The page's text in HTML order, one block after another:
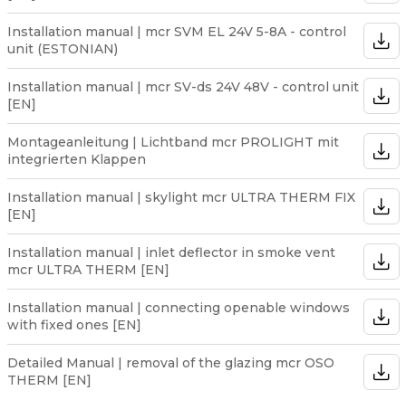
Installation manual | mcr SVM EL 24V 5-8A - control
unit (ESTONIAN)
Installation manual | mcr SV-ds 24V 48V - control unit
[EN]
Montageanleitung | Lichtband mcr PROLIGHT mit
integrierten Klappen
Installation manual | skylight mcr ULTRA THERM FIX
[EN]
Installation manual | inlet deflector in smoke vent
mcr ULTRA THERM [EN]
Installation manual | connecting openable windows
with fixed ones [EN]
Detailed Manual | removal of the glazing mcr OSO
THERM [EN]